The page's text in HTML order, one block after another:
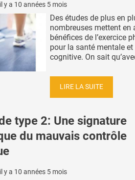
y a 10 années 5 mois
Des études de plus en
nombreuses mettent en
bénéfices de l’exercice
pour la santé mentale et
cognitive. On sait
LIRE LA SUITE
type 2: Une signature
du mauvais contrôle
y a 10 années 5 mois